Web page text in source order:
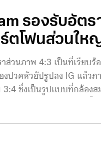
รองรับอัต
ตโฟนส่วนให
ส่วนภาพ 4:3 เป็นที่เรียบ
ปวดหัวอัปรูปลง IG แล้ว
ซึ่งเป็นรูปแบบที่กล้องส